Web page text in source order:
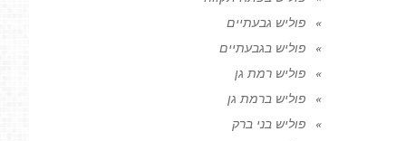
פוליש גבעתיים
פוליש בגבעתיים
פוליש רמת גן
פוליש ברמת גן
פוליש בני ברק